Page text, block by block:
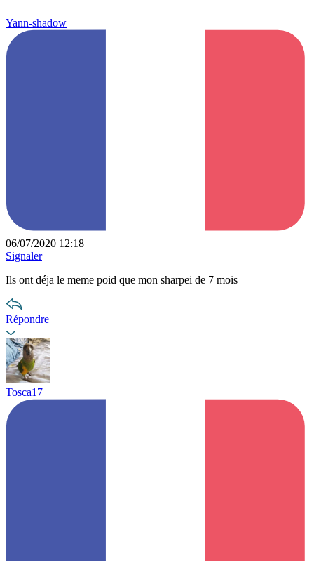
Yann-shadow
06/07/2020 12:18
Signaler
Ils ont déja le meme poid que mon sharpei de 7 mois
Répondre
Tosca17